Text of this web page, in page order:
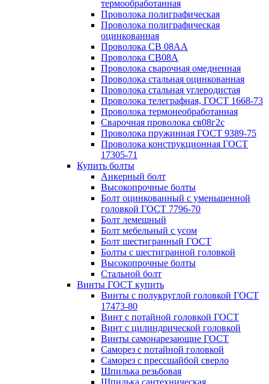
термообработанная
Проволока полиграфическая
Проволока полиграфическая
оцинкованная
Проволока СВ 08АА
Проволока СВ08А
Проволока сварочная омедненная
Проволока стальная оцинкованная
Проволока стальная углеродистая
Проволока телеграфная, ГОСТ 1668-73
Проволока термонеобработанная
Сварочная проволока св08г2с
Проволока пружинная ГОСТ 9389-75
Проволока конструкционная ГОСТ
17305-71
Купить болты
Анкерный болт
Высокопрочные болты
Болт оцинкованный с уменьшенной
головкой ГОСТ 7796-70
Болт лемешный
Болт мебельный с усом
Болт шестигранный ГОСТ
Болты с шестигранной головкой
Высокопрочные болты
Стальной болт
Винты ГОСТ купить
Винты с полукруглой головкой ГОСТ
17473-80
Винт с потайной головкой ГОСТ
Винт с цилиндрической головкой
Винты самонарезающие ГОСТ
Саморез с потайной головкой
Саморез с прессшайбой сверло
Шпилька резьбовая
Шпилька сантехническая